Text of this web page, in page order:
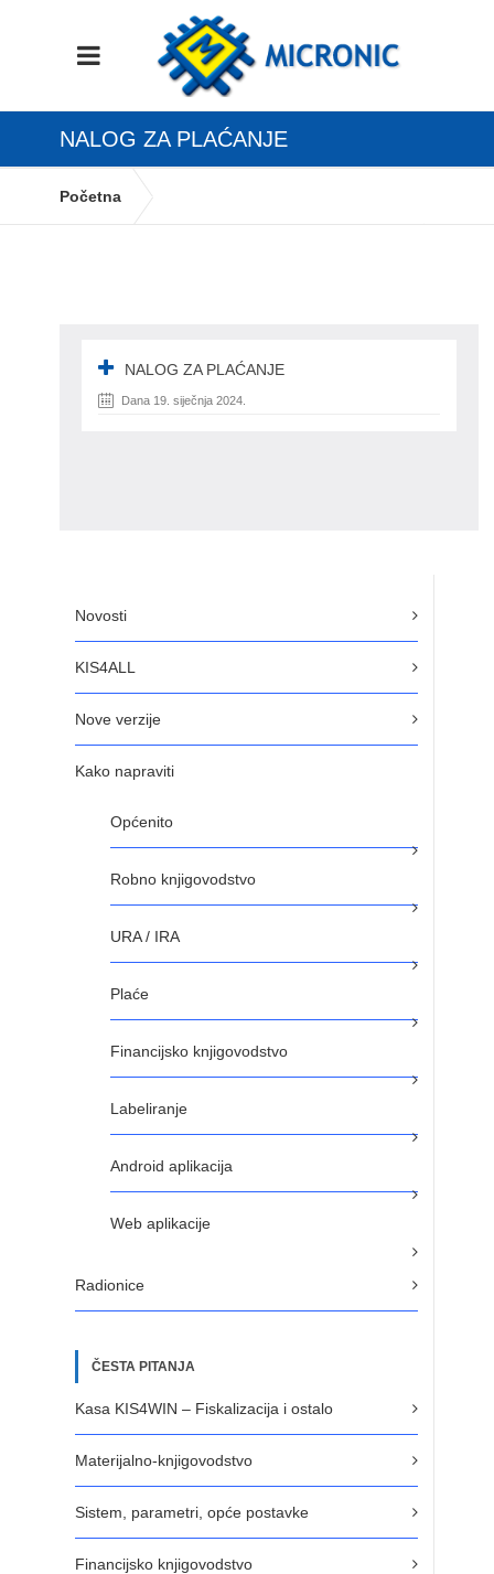
NALOG ZA PLAĆANJE
Početna
Novosti
KIS4ALL
Nove verzije
Kako napraviti
Općenito
Robno knjigovodstvo
URA / IRA
Plaće
Financijsko knjigovodstvo
Labeliranje
Android aplikacija
Web aplikacije
Radionice
ČESTA PITANJA
Kasa KIS4WIN – Fiskalizacija i ostalo
Materijalno-knjigovodstvo
Sistem, parametri, opće postavke
Financijsko knjigovodstvo
NALOG ZA PLAĆANJE
Dana 19. siječnja 2024.